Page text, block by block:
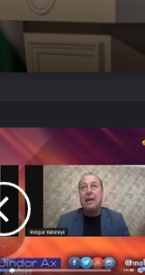
ئەڤ تاوان دوبارە نەبن